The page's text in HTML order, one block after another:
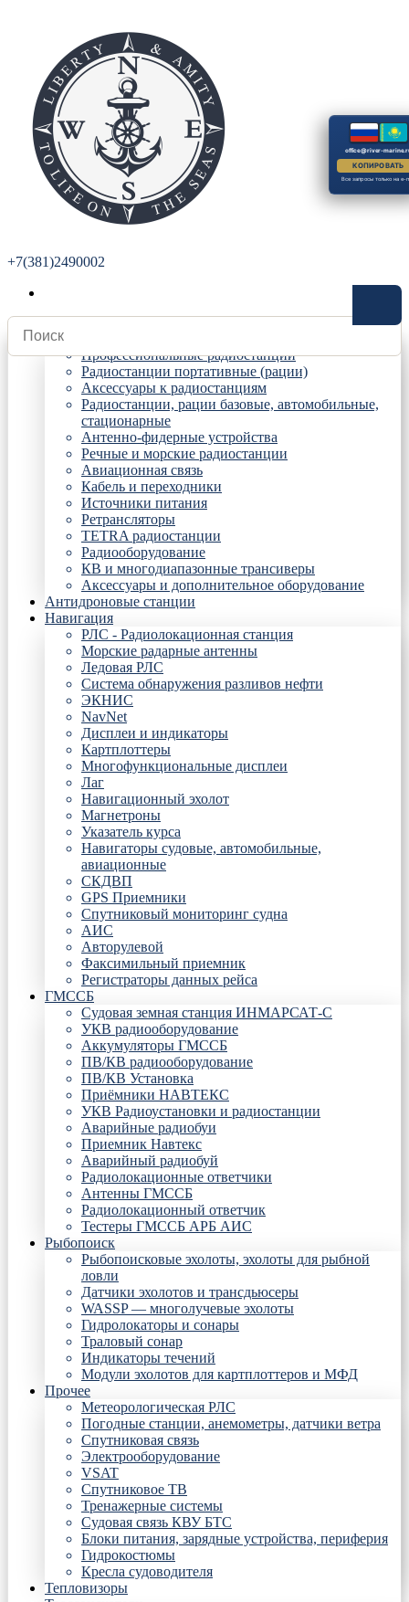
+7(381)2490002
Радиостанции
Профессиональные радиостанции
Радиостанции портативные (рации)
Аксессуары к радиостанциям
Радиостанции, рации базовые, автомобильные,
стационарные
Антенно-фидерные устройства
Речные и морские радиостанции
Авиационная связь
Кабель и переходники
Источники питания
Ретрансляторы
TETRA радиостанции
Радиооборудование
КВ и многодиапазонные трансиверы
Аксессуары и дополнительное оборудование
Антидроновые станции
Навигация
РЛС - Радиолокационная станция
Морские радарные антенны
Ледовая РЛС
Система обнаружения разливов нефти
ЭКНИС
NavNet
Дисплеи и индикаторы
Картплоттеры
Многофункциональные дисплеи
Лаг
Навигационный эхолот
Магнетроны
Указатель курса
Навигаторы судовые, автомобильные,
авиационные
СКДВП
GPS Приемники
Спутниковый мониторинг судна
АИС
Авторулевой
Факсимильный приемник
Регистраторы данных рейса
ГМССБ
Судовая земная станция ИНМАРСАТ-С
УКВ радиооборудование
Аккумуляторы ГМССБ
ПВ/КВ радиооборудование
ПВ/КВ Установка
Приёмники НАВТЕКС
УКВ Радиоустановки и радиостанции
Аварийные радиобуи
Приемник Навтекс
Аварийный радиобуй
Радиолокационные ответчики
Антенны ГМССБ
Радиолокационный ответчик
Тестеры ГМССБ АРБ АИС
Рыбопоиск
Рыбопоисковые эхолоты, эхолоты для рыбной
ловли
Датчики эхолотов и трансдьюсеры
WASSP — многолучевые эхолоты
Гидролокаторы и сонары
Траловый сонар
Индикаторы течений
Модули эхолотов для картплоттеров и МФД
Прочее
Метеорологическая РЛС
Погодные станции, анемометры, датчики ветра
Спутниковая связь
Электрооборудование
VSAT
Спутниковое ТВ
Тренажерные системы
Судовая связь КВУ БТС
Блоки питания, зарядные устройства, периферия
Гидрокостюмы
Кресла судоводителя
Тепловизоры
office@river-
КОПИРОВАТЬ
Все запросы только на e-